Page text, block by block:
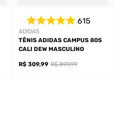
ADIDAS
615
TÊNIS ADIDAS CAMPUS 80S
CALI DEW MASCULINO
R$ 309,99 R$ 899,99